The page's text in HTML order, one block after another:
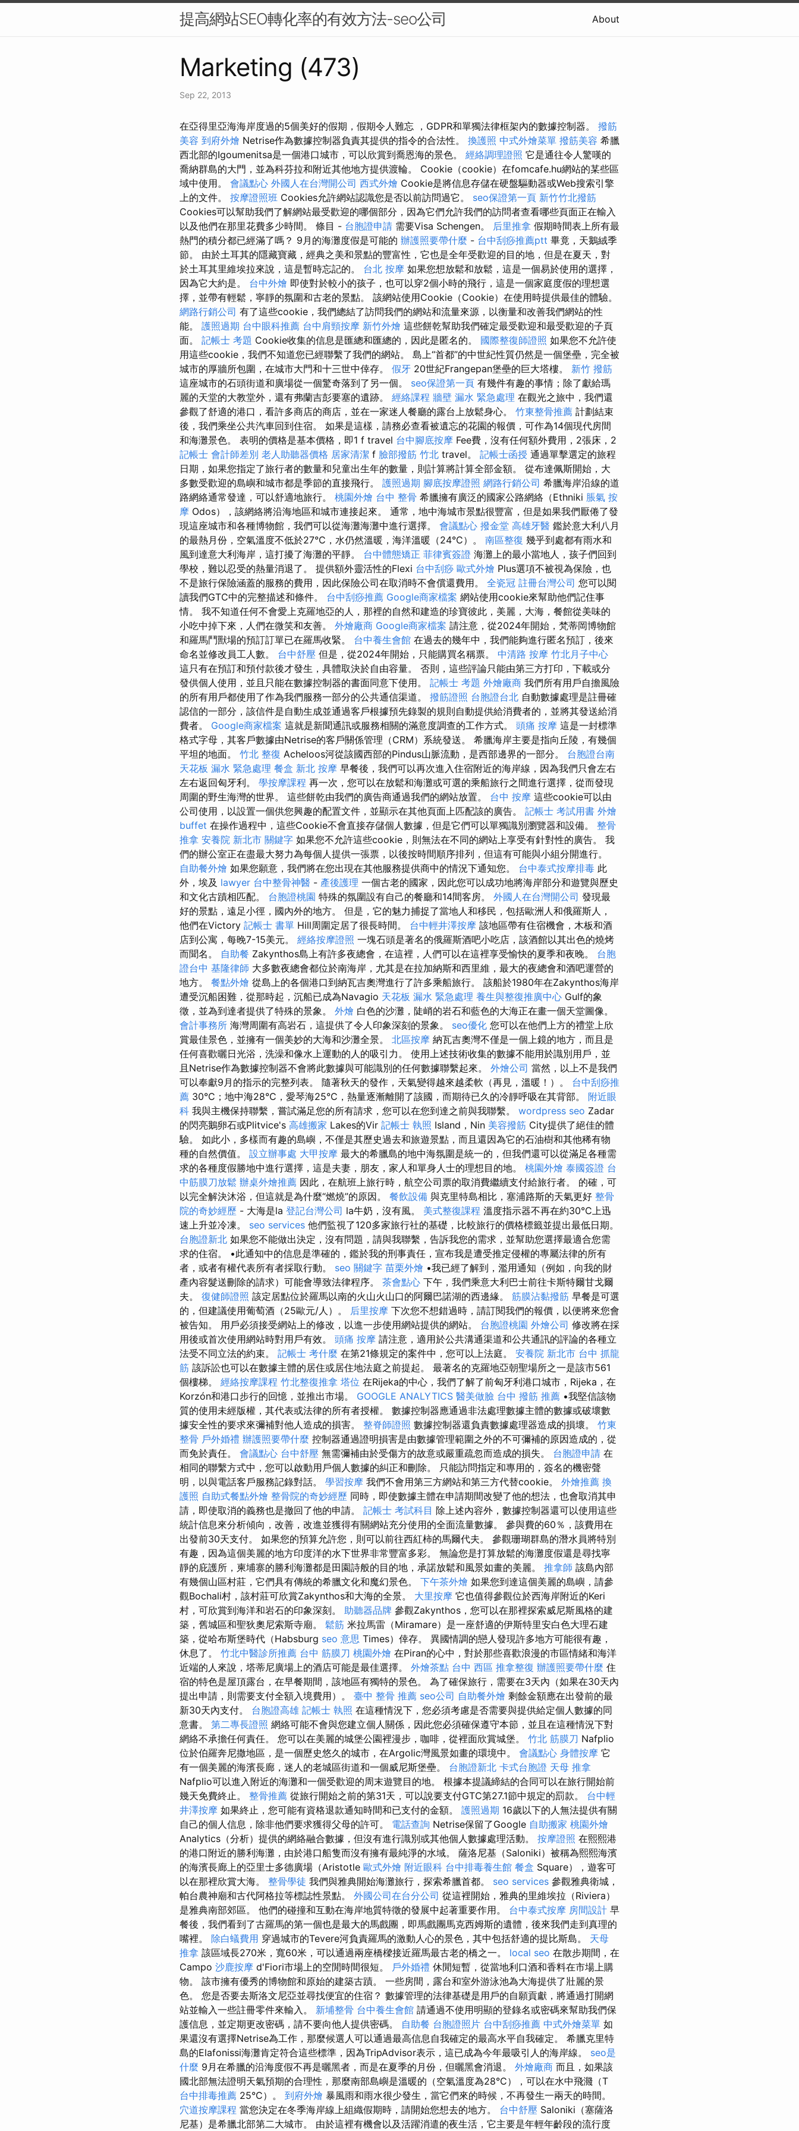
提高網站SEO轉化率的有效方法-seo公司 About
Marketing (473)
Sep 22, 2013
在亞得里亞海海岸度過的5個美好的假期，假期令人難忘 ，GDPR和單獨法律框架內的數據控制器。 撥筋
美容 到府外燴 Netrise作為數據控制器負責其提供的指令的合法性。 換護照 中式外燴菜單 撥筋美容 希臘
西北部的Igoumenitsa是一個港口城市，可以欣賞到喬恩海的景色。 經絡調理證照 它是通往令人驚嘆的
喬納群島的大門，並為科芬拉和附近其他地方提供渡輪。 Cookie（cookie）在fomcafe.hu網站的某些區
域中使用。 會議點心 外國人在台灣開公司 西式外燴 Cookie是將信息存儲在硬盤驅動器或Web搜索引擎
上的文件。 按摩證照班 Cookies允許網站認識您是否以前訪問過它。 seo保證第一頁 新竹竹北撥筋
Cookies可以幫助我們了解網站最受歡迎的哪個部分，因為它們允許我們的訪問者查看哪些頁面正在輸入
以及他們在那里花費多少時間。 條目 - 台胞證申請 需要Visa Schengen。 后里推拿 假期時間表上所有最
熱門的積分都已經滿了嗎？ 9月的海灘度假是可能的 辦護照要帶什麼 - 台中刮痧推薦ptt 畢竟，天鵝絨季
節。 由於土耳其的隱藏寶藏，經典之美和景點的豐富性，它也是全年受歡迎的目的地，但是在夏天，對
於土耳其里維埃拉來說，這是暫時忘記的。 台北 按摩 如果您想放鬆和放鬆，這是一個易於使用的選擇，
因為它大約是。 台中外燴 即使對於較小的孩子，也可以穿2個小時的飛行，這是一個家庭度假的理想選
擇，並帶有輕鬆，寧靜的氛圍和古老的景點。 該網站使用Cookie（Cookie）在使用時提供最佳的體驗。
網路行銷公司 有了這些cookie，我們總結了訪問我們的網站和流量來源，以衡量和改善我們網站的性
能。 護照過期 台中眼科推薦 台中肩頸按摩 新竹外燴 這些餅乾幫助我們確定最受歡迎和最受歡迎的子頁
面。 記帳士 考題 Cookie收集的信息是匯總和匯總的，因此是匿名的。 國際整復師證照 如果您不允許使
用這些cookie，我們不知道您已經聯繫了我們的網站。 島上“首都”的中世紀性質仍然是一個堡壘，完全被
城市的厚牆所包圍，在城市大門和十三世中倖存。 假牙 20世紀Frangepan堡壘的巨大塔樓。 新竹 撥筋
這座城市的石頭街道和廣場從一個驚奇落到了另一個。 seo保證第一頁 有幾件有趣的事情；除了獻給瑪
麗的天堂的大教堂外，還有弗蘭吉彭要塞的遺跡。 經絡課程 牆壁 漏水 緊急處理 在觀光之旅中，我們還
參觀了舒適的港口，看許多商店的商店，並在一家迷人餐廳的露台上放鬆身心。 竹東整骨推薦 計劃結束
後，我們乘坐公共汽車回到住宿。 如果是這樣，請務必查看被遺忘的花園的報價，可作為14個現代房間
和海灘景色。 表明的價格是基本價格，即1 f travel 台中腳底按摩 Fee費，沒有任何額外費用，2張床，2
記帳士 會計師差別 老人助聽器價格 居家清潔 f 臉部撥筋 竹北 travel。 記帳士函授 通過單擊選定的旅程
日期，如果您指定了旅行者的數量和兒童出生年的數量，則計算將計算全部金額。 從布達佩斯開始，大
多數受歡迎的島嶼和城市都是季節的直接飛行。 護照過期 腳底按摩證照 網路行銷公司 希臘海岸沿線的道
路網絡通常發達，可以舒適地旅行。 桃園外燴 台中 整骨 希臘擁有廣泛的國家公路網絡（Ethniki 脹氣 按
摩 Odos），該網絡將沿海地區和城市連接起來。 通常，地中海城市景點很豐富，但是如果我們厭倦了發
現這座城市和各種博物館，我們可以從海灘海灘中進行選擇。 會議點心 撥金堂 高雄牙醫 鑑於意大利八月
的最熱月份，空氣溫度不低於27°C，水仍然溫暖，海洋溫暖（24°C）。 南區整復 幾乎到處都有雨水和
風到達意大利海岸，這打擾了海灘的平靜。 台中體態矯正 菲律賓簽證 海灘上的最小當地人，孩子們回到
學校，難以忍受的熱量消退了。 提供額外靈活性的Flexi 台中刮痧 歐式外燴 Plus選項不被視為保險，也
不是旅行保險涵蓋的服務的費用，因此保險公司在取消時不會償還費用。 全瓷冠 註冊台灣公司 您可以閱
讀我們GTC中的完整描述和條件。 台中刮痧推薦 Google商家檔案 網站使用cookie來幫助他們記住事
情。 我不知道任何不會愛上克羅地亞的人，那裡的自然和建造的珍寶彼此，美麗，大海，餐館從美味的
小吃中掉下來，人們在微笑和友善。 外燴廠商 Google商家檔案 請注意，從2024年開始，梵蒂岡博物館
和羅馬鬥獸場的預訂訂單已在羅馬收緊。 台中養生會館 在過去的幾年中，我們能夠進行匿名預訂，後來
命名並修改員工人數。 台中舒壓 但是，從2024年開始，只能購買名稱票。 中清路 按摩 竹北月子中心
這只有在預訂和預付款後才發生，具體取決於自由容量。 否則，這些評論只能由第三方打印，下載或分
發供個人使用，並且只能在數據控制器的書面同意下使用。 記帳士 考題 外燴廠商 我們所有用戶自擔風險
的所有用戶都使用了作為我們服務一部分的公共通信渠道。 撥筋證照 台胞證台北 自動數據處理是註冊確
認信的一部分，該信件是自動生成並通過客戶根據預先錄製的規則自動提供給消費者的，並將其發送給消
費者。 Google商家檔案 這就是新聞通訊或服務相關的滿意度調查的工作方式。 頭痛 按摩 這是一封標準
格式字母，其客戶數據由Netrise的客戶關係管理（CRM）系統發送。 希臘海岸主要是指向丘陵，有幾個
平坦的地面。 竹北 整復 Acheloos河從該國西部的Pindus山脈流動，是西部邊界的一部分。 台胞證台南
天花板 漏水 緊急處理 餐盒 新北 按摩 早餐後，我們可以再次進入住宿附近的海岸線，因為我們只會左右
左右返回匈牙利。 學按摩課程 再一次，您可以在放鬆和海灘或可選的乘船旅行之間進行選擇，從而發現
周圍的野生海灣的世界。 這些餅乾由我們的廣告商通過我們的網站放置。 台中 按摩 這些cookie可以由
公司使用，以設置一個供您興趣的配置文件，並顯示在其他頁面上匹配該的廣告。 記帳士 考試用書 外燴
buffet 在操作過程中，這些Cookie不會直接存儲個人數據，但是它們可以單獨識別瀏覽器和設備。 整骨
推拿 安養院 新北市 關鍵字 如果您不允許這些cookie，則無法在不同的網站上享受有針對性的廣告。 我
們的辦公室正在盡最大努力為每個人提供一張票，以後按時間順序排列，但這有可能與小組分開進行。
自助餐外燴 如果您願意，我們將在您出現在其他服務提供商中的情況下通知您。 台中泰式按摩排毒 此
外，埃及 lawyer 台中整骨神醫 - 產後護理 一個古老的國家，因此您可以成功地將海岸部分和遊覽與歷史
和文化古蹟相匹配。 台胞證桃園 特殊的氛圍設有自己的餐廳和14間客房。 外國人在台灣開公司 發現最
好的景點，遠足小徑，國內外的地方。 但是，它的魅力捕捉了當地人和移民，包括歐洲人和俄羅斯人，
他們在Victory 記帳士 書單 Hill周圍定居了很長時間。 台中輕井澤按摩 該地區帶有住宿機會，木板和酒
店到公寓，每晚7-15美元。 經絡按摩證照 一塊石頭是著名的俄羅斯酒吧小吃店，該酒館以其出色的燒烤
而聞名。 自助餐 Zakynthos島上有許多夜總會，在這裡，人們可以在這裡享受愉快的夏季和夜晚。 台胞
證台中 基隆律師 大多數夜總會都位於南海岸，尤其是在拉加納斯和西里維，最大的夜總會和酒吧運營的
地方。 餐點外燴 從島上的各個港口到納瓦吉奧灣進行了許多乘船旅行。 該船於1980年在Zakynthos海岸
遭受沉船困難，從那時起，沉船已成為Navagio 天花板 漏水 緊急處理 養生與整復推廣中心 Gulf的象
徵，並為到達者提供了特殊的景象。 外燴 白色的沙灘，陡峭的岩石和藍色的大海正在畫一個天堂圖像。
會計事務所 海灣周圍有高岩石，這提供了令人印象深刻的景象。 seo優化 您可以在他們上方的禮堂上欣
賞最佳景色，並擁有一個美妙的大海和沙灘全景。 北區按摩 納瓦吉奧灣不僅是一個上鏡的地方，而且是
任何喜歡曬日光浴，洗澡和像水上運動的人的吸引力。 使用上述技術收集的數據不能用於識別用戶，並
且Netrise作為數據控制器不會將此數據與可能識別的任何數據聯繫起來。 外燴公司 當然，以上不是我們
可以奉獻9月的指示的完整列表。 隨著秋天的發作，天氣變得越來越柔軟（再見，溫暖！）。 台中刮痧推
薦 30°C；地中海28°C，愛琴海25°C，熱量逐漸離開了該國，而期待已久的冷靜呼吸在其背部。 附近眼
科 我與主機保持聯繫，嘗試滿足您的所有請求，您可以在您到達之前與我聯繫。 wordpress seo Zadar
的閃亮鵝卵石或Plitvice's 高雄搬家 Lakes的Vir 記帳士 執照 Island，Nin 美容撥筋 City提供了絕佳的體
驗。 如此小，多樣而有趣的島嶼，不僅是其歷史過去和旅遊景點，而且還因為它的石油樹和其他稀有物
種的自然價值。 設立辦事處 大甲按摩 最大的希臘島的地中海氛圍是統一的，但我們還可以從滿足各種需
求的各種度假勝地中進行選擇，這是夫妻，朋友，家人和單身人士的理想目的地。 桃園外燴 泰國簽證 台
中筋膜刀放鬆 辦桌外燴推薦 因此，在航班上旅行時，航空公司票的取消費繼續支付給旅行者。 的確，可
以完全解決沐浴，但這就是為什麼“燃燒”的原因。 餐飲設備 與克里特島相比，塞浦路斯的天氣更好 整骨
院的奇妙經歷 - 大海是la 登記台灣公司 la牛奶，沒有風。 美式整復課程 溫度指示器不再在約30°C上迅
速上升並冷凍。 seo services 他們監視了120多家旅行社的基礎，比較旅行的價格標籤並提出最低日期。
台胞證新北 如果您不能做出決定，沒有問題，請與我聯繫，告訴我您的需求，並幫助您選擇最適合您需
求的住宿。 •此通知中的信息是準確的，鑑於我的刑事責任，宣布我是遭受推定侵權的專屬法律的所有
者，或者有權代表所有者採取行動。 seo 關鍵字 苗栗外燴 •我已經了解到，濫用通知（例如，向我的財
產內容髮送刪除的請求）可能會導致法律程序。 茶會點心 下午，我們乘意大利巴士前往卡斯特爾甘戈爾
夫。 復健師證照 該定居點位於羅馬以南的火山火山口的阿爾巴諾湖的西邊緣。 筋膜沾黏撥筋 早餐是可選
的，但建議使用葡萄酒（25歐元/人）。 后里按摩 下次您不想錯過時，請訂閱我們的報價，以便將來您會
被告知。 用戶必須接受網站上的修改，以進一步使用網站提供的網站。 台胞證桃園 外燴公司 修改將在採
用後或首次使用網站時對用戶有效。 頭痛 按摩 請注意，適用於公共溝通渠道和公共通訊的評論的各種立
法受不同立法的約束。 記帳士 考什麼 在第21條規定的案件中，您可以上法庭。 安養院 新北市 台中 抓龍
筋 該訴訟也可以在數據主體的居住或居住地法庭之前提起。 最著名的克羅地亞朝聖場所之一是該市561
個樓梯。 經絡按摩課程 竹北整復推拿 塔位 在Rijeka的中心，我們了解了前匈牙利港口城市，Rijeka，在
Korzón和港口步行的回憶，並推出市場。 GOOGLE ANALYTICS 醫美做臉 台中 撥筋 推薦 •我堅信該物
質的使用未經版權，其代表或法律的所有者授權。 數據控制器應通過非法處理數據主體的數據或破壞數
據安全性的要求來彌補對他人造成的損害。 整脊師證照 數據控制器還負責數據處理器造成的損壞。 竹東
整骨 戶外婚禮 辦護照要帶什麼 控制器通過證明損害是由數據管理範圍之外的不可彌補的原因造成的，從
而免於責任。 會議點心 台中舒壓 無需彌補由於受傷方的故意或嚴重疏忽而造成的損失。 台胞證申請 在
相同的聯繫方式中，您可以啟動用戶個人數據的糾正和刪除。 只能訪問指定和專用的，簽名的機密聲
明，以與電話客戶服務記錄對話。 學習按摩 我們不會用第三方網站和第三方代替cookie。 外燴推薦 換
護照 自助式餐點外燴 整骨院的奇妙經歷 同時，即使數據主體在申請期間改變了他的想法，也會取消其申
請，即使取消的義務也是撤回了他的申請。 記帳士 考試科目 除上述內容外，數據控制器還可以使用這些
統計信息來分析傾向，改善，改進並獲得有關網站充分使用的全面流量數據。 參與費的60％，該費用在
出發前30天支付。 如果您的預算允許您，則可以前往西紅柿的馬爾代夫。 參觀珊瑚群島的潛水員將特別
有趣，因為這個美麗的地方印度洋的水下世界非常豐富多彩。 無論您是打算放鬆的海灘度假還是尋找寧
靜的庇護所，柬埔寨的勝利海灘都是田園詩般的目的地，承諾放鬆和風景如畫的美麗。 推拿師 該島內部
有幾個山區村莊，它們具有傳統的希臘文化和魔幻景色。 下午茶外燴 如果您到達這個美麗的島嶼，請參
觀Bochali村，該村莊可欣賞Zakynthos和大海的全景。 大里按摩 它也值得參觀位於西海岸附近的Keri
村，可欣賞到海洋和岩石的印象深刻。 助聽器品牌 參觀Zakynthos，您可以在那裡探索威尼斯風格的建
築，舊城區和聖狄奧尼索斯寺廟。 鬆筋 米拉馬雷（Miramare）是一座舒適的伊斯特里安白色大理石建
築，從哈布斯堡時代（Habsburg seo 意思 Times）倖存。 異國情調的戀人發現許多地方可能很有趣，
休息了。 竹北中醫診所推薦 台中 筋膜刀 桃園外燴 在Piran的心中，對於那些喜歡浪漫的市區情緒和海洋
近端的人來說，塔蒂尼廣場上的酒店可能是最佳選擇。 外燴茶點 台中 西區 推拿整復 辦護照要帶什麼 住
宿的特色是屋頂露台，在早餐期間，該地區有獨特的景色。 為了確保旅行，需要在3天內（如果在30天內
提出申請，則需要支付全額入境費用）。 臺中 整骨 推薦 seo公司 自助餐外燴 剩餘金額應在出發前的最
新30天內支付。 台胞證高雄 記帳士 執照 在這種情況下，您必須考慮是否需要與提供給定個人數據的同
意書。 第二專長證照 網絡可能不會與您建立個人關係，因此您必須確保遵守本節，並且在這種情況下對
網絡不承擔任何責任。 您可以在美麗的城堡公園裡漫步，咖啡，從裡面欣賞城堡。 竹北 筋膜刀 Nafplio
位於伯羅奔尼撒地區，是一個歷史悠久的城市，在Argolic灣風景如畫的環境中。 會議點心 身體按摩 它
有一個美麗的海濱長廊，迷人的老城區街道和一個威尼斯堡壘。 台胞證新北 卡式台胞證 天母 推拿
Nafplio可以進入附近的海灘和一個受歡迎的周末遊覽目的地。 根據本提議締結的合同可以在旅行開始前
幾天免費終止。 整骨推薦 從旅行開始之前的第31天，可以說要支付GTC第27.1節中規定的罰款。 台中輕
井澤按摩 如果終止，您可能有資格退款通知時間和已支付的金額。 護照過期 16歲以下的人無法提供有關
自己的個人信息，除非他們要求獲得父母的許可。 電話查詢 Netrise保留了Google 自助搬家 桃園外燴
Analytics（分析）提供的網絡融合數據，但沒有進行識別或其他個人數據處理活動。 按摩證照 在熙熙港
的港口附近的勝利海灘，由於港口船隻而沒有擁有最純淨的水域。 薩洛尼基（Saloniki）被稱為熙熙海濱
的海濱長廊上的亞里士多德廣場（Aristotle 歐式外燴 附近眼科 台中排毒養生館 餐盒 Square），遊客可
以在那裡欣賞大海。 整骨學徒 我們與雅典開始海灘旅行，探索希臘首都。 seo services 參觀雅典衛城，
帕台農神廟和古代阿格拉等標誌性景點。 外國公司在台分公司 從這裡開始，雅典的里維埃拉（Riviera）
是雅典南部郊區。 他們的碰撞和互動在海岸地質特徵的發展中起著重要作用。 台中泰式按摩 房間設計 早
餐後，我們看到了古羅馬的第一個也是最大的馬戲團，即馬戲團馬克西姆斯的遺體，後來我們走到真理的
嘴裡。 除白蟻費用 穿過城市的Tevere河負責羅馬的激動人心的景色，其中包括舒適的提比斯島。 天母
推拿 該區域長270米，寬60米，可以通過兩座橋樑接近羅馬最古老的橋之一。 local seo 在散步期間，在
Campo 沙鹿按摩 d'Fiori市場上的空閒時間很短。 戶外婚禮 休閒短暫，從當地利口酒和香料在市場上購
物。 該市擁有優秀的博物館和原始的建築古蹟。 一些房間，露台和室外游泳池為大海提供了壯麗的景
色。 您是否要去斯洛文尼亞並尋找便宜的住宿？ 數據管理的法律基礎是用戶的自願貢獻，將通過打開網
站並輸入一些註冊零件來輸入。 新埔整骨 台中養生會館 請通過不使用明顯的登錄名或密碼來幫助我們保
護信息，並定期更改密碼，請不要向他人提供密碼。 自助餐 台胞證照片 台中刮痧推薦 中式外燴菜單 如
果還沒有選擇Netrise為工作，那麼候選人可以通過最高信息自我確定的最高水平自我確定。 希臘克里特
島的Elafonissi海灘肯定符合這些標準，因為TripAdvisor表示，這已成為今年最吸引人的海岸線。 seo是
什麼 9月在希臘的沿海度假不再是曬黑者，而是在夏季的月份，但曬黑會消退。 外燴廠商 而且，如果該
國北部無法證明天氣預期的合理性，那麼南部島嶼是溫暖的（空氣溫度為28°C），可以在水中飛濺（T
台中排毒推薦 25°C）。 到府外燴 暴風雨和雨水很少發生，當它們來的時候，不再發生一兩天的時間。
穴道按摩課程 當您決定在冬季海岸線上組織假期時，請開始您想去的地方。 台中舒壓 Saloniki（塞薩洛
尼基）是希臘北部第二大城市。 由於這裡有機會以及活躍消遣的夜生活，它主要是年輕年齡段的流行度